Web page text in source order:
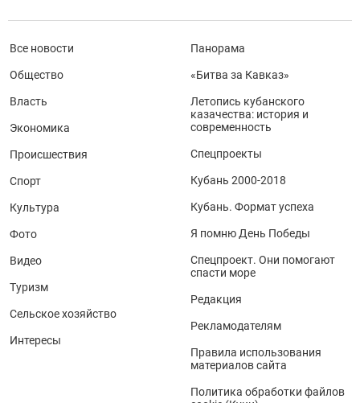
Все новости
Общество
Власть
Экономика
Происшествия
Спорт
Культура
Фото
Видео
Туризм
Сельское хозяйство
Интересы
Панорама
«Битва за Кавказ»
Летопись кубанского
казачества: история и
современность
Спецпроекты
Кубань 2000-2018
Кубань. Формат успеха
Я помню День Победы
Спецпроект. Они помогают
спасти море
Редакция
Рекламодателям
Правила использования
материалов сайта
Политика обработки файлов